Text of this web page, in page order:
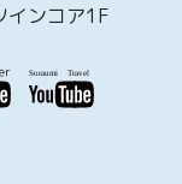
インコア1F